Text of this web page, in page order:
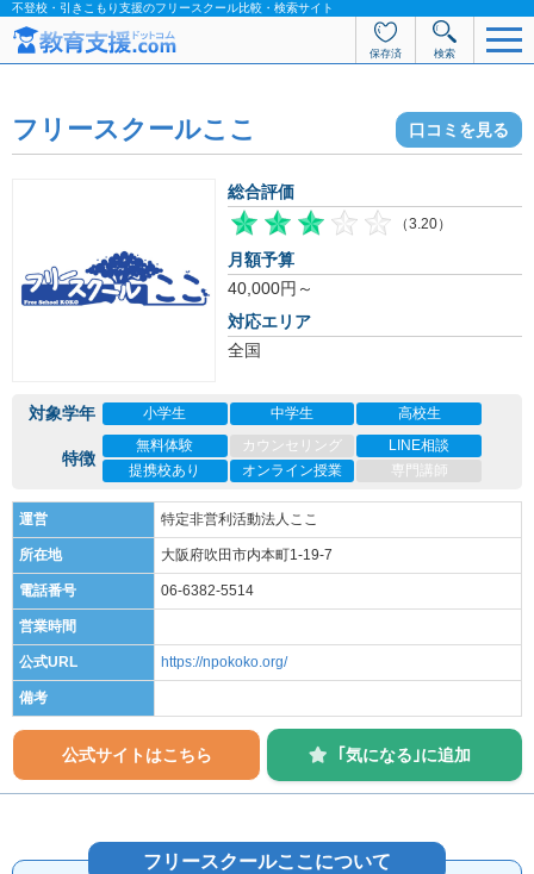
不登校・引きこもり支援のフリースクール比較・検索サイト
検索
保存済
フリースクールここ 口コミ を見る
総合評価
（3.20）
月額予算
40,000円～
対応エリア
全国
対象学年 小学生 中学生 高校生
特徴
無料体験 カウンセリング
LINE相談
提携校あり
オンライン授業 専門講師
運営 特定非営利活動法人ここ
所在地 大阪府吹田市内本町1-19-7
電話番号 06-6382-5514
営業時間
公式URL https://npokoko.org/
備考
公式サイトはこちら ｢気になる｣に追加
フリースクールここ について